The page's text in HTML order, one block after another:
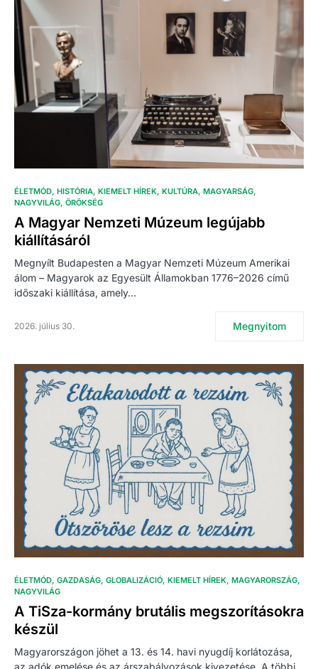
ÉLETMÓD HISTÓRIA KIEMELT HÍREK KULTÚRA MAGYARSÁG
NAGYVILÁG ÖRÖKSÉG
A Magyar Nemzeti Múzeum legújabb
kiállításáról
Megnyílt Budapesten a Magyar Nemzeti Múzeum Amerikai
álom – Magyarok az Egyesült Államokban 1776–2026 című
időszaki kiállítása, amely…
2026. július 30. Megnyitom
ÉLETMÓD GAZDASÁG GLOBALIZÁCIÓ KIEMELT HÍREK MAGYARORSZÁG
NAGYVILÁG
A TiSza-kormány brutális megszorításokra
készül
Magyarországon jöhet a 13. és 14. havi nyugdíj korlátozása,
az adók emelése és az árszabályozások kivezetése. A többi…